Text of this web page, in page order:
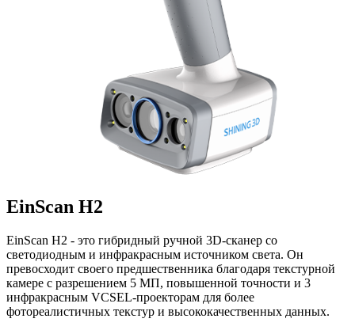
EinScan H2
EinScan H2 - это гибридный ручной 3D-сканер со
светодиодным и инфракрасным источником света. Он
превосходит своего предшественника благодаря текстурной
камере с разрешением 5 МП, повышенной точности и 3
инфракрасным VCSEL-проекторам для более
фотореалистичных текстур и высококачественных данных.